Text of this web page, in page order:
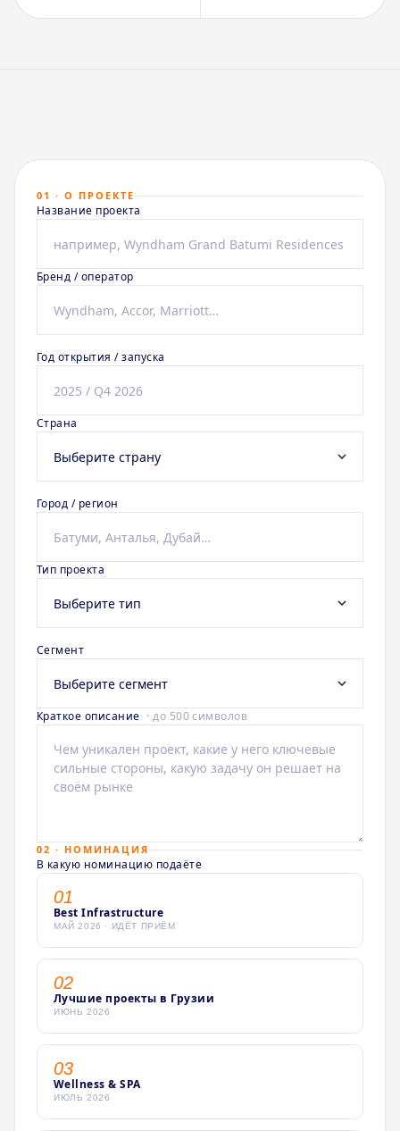
01 · О ПРОЕКТЕ
Название проекта
Бренд / оператор
Год открытия / запуска
Страна
Город / регион
Тип проекта
Сегмент
Краткое описание · до 500 символов
02 · НОМИНАЦИЯ
В какую номинацию подаёте
01
Best Infrastructure
МАЙ 2026 · ИДЁТ ПРИЁМ
02
Лучшие проекты в Грузии
ИЮНЬ 2026
03
Wellness & SPA
ИЮЛЬ 2026